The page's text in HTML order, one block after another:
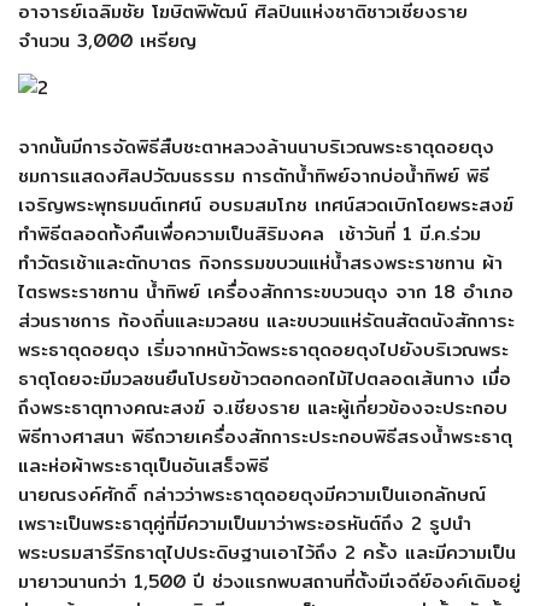
อาจารย์เฉลิมชัย โฆษิตพิพัฒน์ ศิลปินแห่งชาติชาวเชียงราย
จำนวน 3,000 เหรียญ
จากนั้นมีการจัดพิธีสืบชะตาหลวงล้านนาบริเวณพระธาตุดอยตุง
ชมการแสดงศิลปวัฒนธรรม การตักน้ำทิพย์จากบ่อน้ำทิพย์ พิธี
เจริญพระพุทธมนต์เทศน์ อบรมสมโภช เทศน์สวดเบิกโดยพระสงฆ์
ทำพิธีตลอดทั้งคืนเพื่อความเป็นสิริมงคล เช้าวันที่ 1 มี.ค.ร่วม
ทำวัตรเช้าและตักบาตร กิจกรรมขบวนแห่น้ำสรงพระราชทาน ผ้า
ไตรพระราชทาน น้ำทิพย์ เครื่องสักการะขบวนตุง จาก 18 อำเภอ
ส่วนราชการ ท้องถิ่นและมวลชน และขบวนแห่รัตนสัตตนังสักการะ
พระธาตุดอยตุง เริ่มจากหน้าวัดพระธาตุดอยตุงไปยังบริเวณพระ
ธาตุโดยจะมีมวลชนยืนโปรยข้าวตอกดอกไม้ไปตลอดเส้นทาง เมื่อ
ถึงพระธาตุทางคณะสงฆ์ จ.เชียงราย และผู้เกี่ยวข้องจะประกอบ
พิธีทางศาสนา พิธีถวายเครื่องสักการะประกอบพิธีสรงน้ำพระธาตุ
และห่อผ้าพระธาตุเป็นอันเสร็จพิธี
นายณรงค์ศักดิ์ กล่าวว่าพระธาตุดอยตุงมีความเป็นเอกลักษณ์
เพราะเป็นพระธาตุคู่ที่มีความเป็นมาว่าพระอรหันต์ถึง 2 รูปนำ
พระบรมสารีริกธาตุไปประดิษฐานเอาไว้ถึง 2 ครั้ง และมีความเป็น
มายาวนานกว่า 1,500 ปี ช่วงแรกพบสถานที่ตั้งมีเจดีย์องค์เดิมอยู่